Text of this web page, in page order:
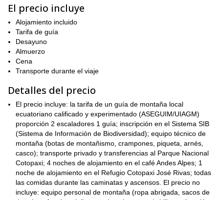
cumbres y una colina en la
nombre. Además, es el hogar de una deslumbrante
turquesa. A continuación, visitaremos la igualmente fascinante
Laguna de Quilotoa
destaca por su belleza. Además, es el ascenso perfecto para
aclimatarnos para nuestro objetivo principal durante esta
expedición:
Cotopaxi es sin duda uno de los volcanes más bellos de la
Tierra . También es uno de los
segundo más alto de Ecuador. Intentaremos alcanzar la cumbre
saliendo a medianoche. Estaremos en la cima delCotopaxi
después del amanecer, alrededor de las 6:00 a.m. Así que
obtendremos unavista hipnotizante del área, difícil de
comparar.
¿Te gustaría venir conmigo en este viaje? Solicita reservar este
viaje y permíteme guiarte por estos maravillosos lugares en
Ecuador.
¿Buscas un viaje más corto? Mira este trek de un día completo
en el Parque Nacional Cotopaxi.
El precio incluye
Alojamiento incluido
Tarifa de guía
Desayuno
Almuerzo
Cena
Transporte durante el viaje
Detalles del precio
El precio incluye: la tarifa de un guía de montaña local
ecuatoriano calificado y experimentado (ASEGUIM/UIAGM)
proporción 2 escaladores 1 guía; inscripción en el Sistema SIB
(Sistema de Información de Biodiversidad); equipo técnico de
montaña (botas de montañismo, crampones, piqueta, arnés,
casco); transporte privado y transferencias al Parque Nacional
Cotopaxi; 4 noches de alojamiento en el café Andes Alpes; 1
noche de alojamiento en el Refugio Cotopaxi José Rivas; todas
las comidas durante las caminatas y ascensos. El precio no
incluye: equipo personal de montaña (ropa abrigada, sacos de